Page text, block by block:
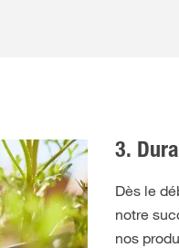
3.
Dès le
notre
nos